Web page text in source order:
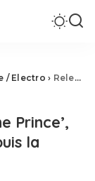
/ Electro › Release : Madeon dévoile ‘The Prince’, son premier titre original depuis la sortie de Good Faith
Prince’,
la